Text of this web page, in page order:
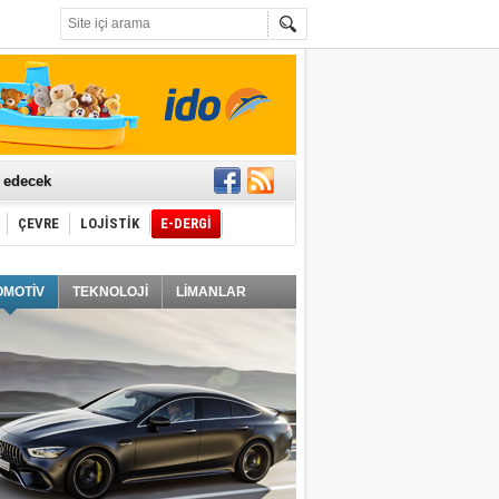
ÇEVRE LOJİSTİK E-DERGİ
TEKNOLOJİ LİMANLAR